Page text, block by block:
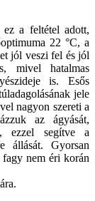
ez a feltétel adott,
22 °C, a
jól veszi fel és jól
mivel hatalmas
is. Esős
jele
nagyon szereti a
az ágyását,
ezzel segítve a
állását. Gyorsan
fagy nem éri korán